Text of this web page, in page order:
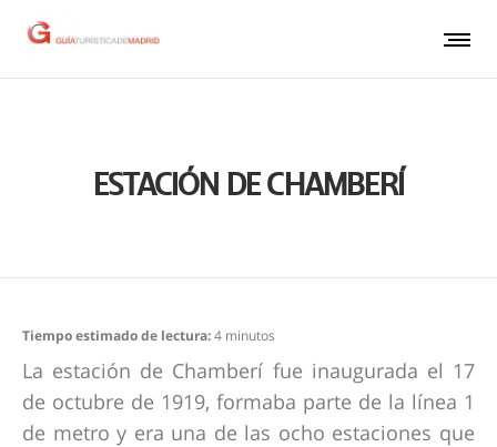
ESTACIÓN DE CHAMBERÍ
Tiempo estimado de lectura:4 minutos
La estación de Chamberí fue inaugurada el 17
de octubre de 1919, formaba parte de la línea 1
de metro y era una de las ocho estaciones que